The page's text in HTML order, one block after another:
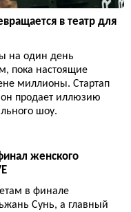
в театр для
на один день
пока настоящие
миллионы. Стартап
продает иллюзию
шоу.
женского
в финале
Сунь, а главный